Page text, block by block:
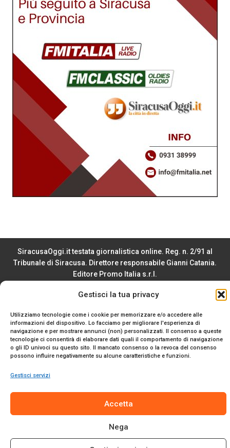
Gestisci la tua privacy
Utilizziamo tecnologie come i cookie per memorizzare e/o accedere alle
informazioni del dispositivo. Lo facciamo per migliorare l'esperienza di
navigazione e per mostrare annunci (non) personalizzati. Il consenso a queste
tecnologie ci consentirà di elaborare dati quali il comportamento di navigazione
o gli ID univoci su questo sito. Il mancato consenso o la revoca del consenso
possono influire negativamente su alcune caratteristiche e funzioni.
Gestisci servizi
Accetta
Nega
SiracusaOggi.it testata giornalistica online. Reg. n. 2/91 al
Tribunale di Siracusa. Direttore responsabile Gianni Catania.
Editore Promo Italia s.r.l.
realizzato daWeb-Arte.it